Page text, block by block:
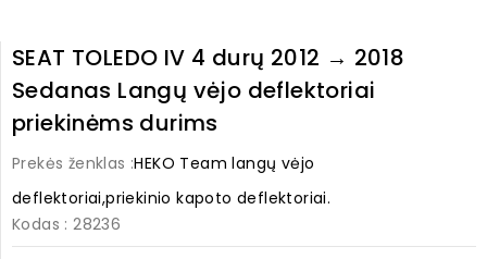
SEAT TOLEDO IV 4 durų 2012 → 2018
Sedanas Langų vėjo deflektoriai
priekinėms durims
Prekės ženklas :HEKO Team langų vėjo
deflektoriai,priekinio kapoto deflektoriai.
Kodas : 28236